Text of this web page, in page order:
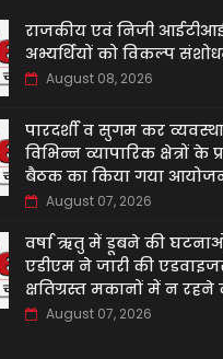
‌राजकीय एवं निजी
अभ्यर्थियों को विकल्प
August 08, 2026
पारदर्शी व सुगम कर
विभिन्न व्यापारिक क्षेत्रों के
बैठक का किया गया
August 07, 2026
वर्षा ऋतु में डूबने की
एडीएम ने जारी की
क्षतिग्रस्त मकानों में न रहने
August 07, 2026